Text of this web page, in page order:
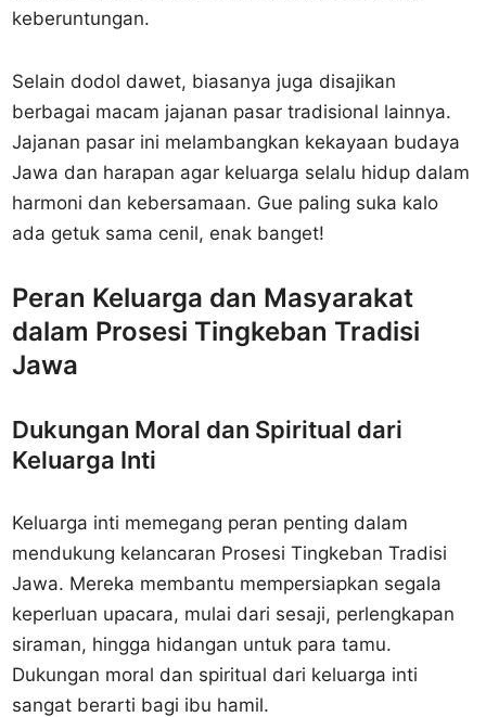
keberuntungan.
Selain dodol dawet, biasanya juga disajikan
berbagai macam jajanan pasar tradisional lainnya.
Jajanan pasar ini melambangkan kekayaan budaya
Jawa dan harapan agar keluarga selalu hidup dalam
harmoni dan kebersamaan. Gue paling suka kalo
ada getuk sama cenil, enak banget!
Peran Keluarga dan Masyarakat
dalam Prosesi Tingkeban Tradisi
Jawa
Dukungan Moral dan Spiritual dari
Keluarga Inti
Keluarga inti memegang peran penting dalam
mendukung kelancaran Prosesi Tingkeban Tradisi
Jawa. Mereka membantu mempersiapkan segala
keperluan upacara, mulai dari sesaji, perlengkapan
siraman, hingga hidangan untuk para tamu.
Dukungan moral dan spiritual dari keluarga inti
sangat berarti bagi ibu hamil.